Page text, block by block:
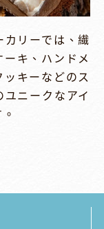
リーでは、繊
キ、ハンドメ
キーなどのス
ニークなアイ